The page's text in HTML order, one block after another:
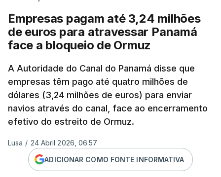
Empresas pagam até 3,24 milhões
de euros para atravessar Panamá
face a bloqueio de Ormuz
A Autoridade do Canal do Panamá disse que
empresas têm pago até quatro milhões de
dólares (3,24 milhões de euros) para enviar
navios através do canal, face ao encerramento
efetivo do estreito de Ormuz.
Lusa / 24 Abril 2026, 06:57
ADICIONAR COMO FONTE INFORMATIVA